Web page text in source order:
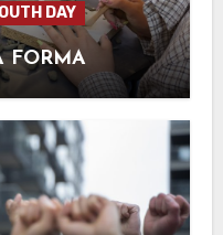
DAY
FORMA